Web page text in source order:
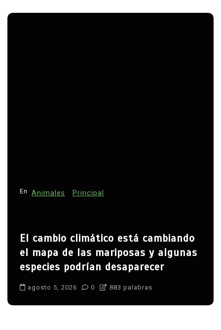
En Animales Principal
El cambio climático está cambiando
el mapa de las mariposas y algunas
especies podrían desaparecer
agosto 5, 2026 0 883 palabras